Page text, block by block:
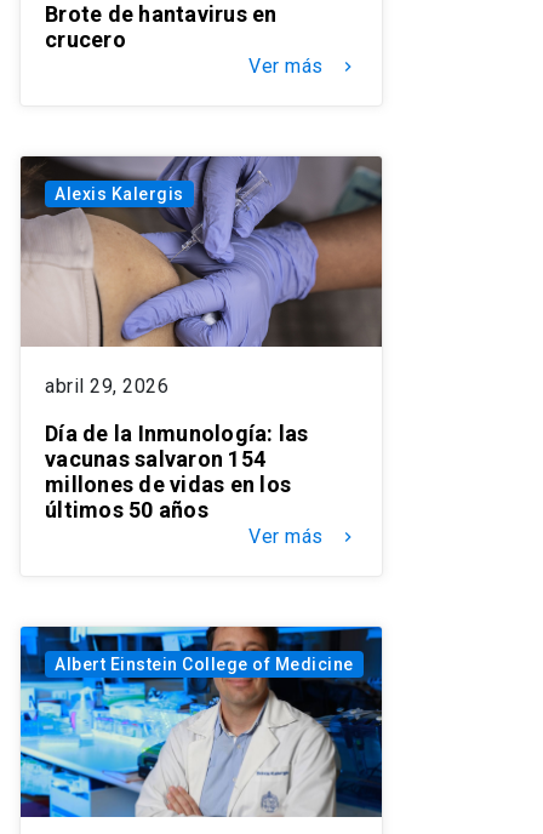
Brote de hantavirus en
crucero
Ver más keyboard_arrow_right
Alexis Kalergis
abril 29, 2026
Día de la Inmunología: las
vacunas salvaron 154
millones de vidas en los
últimos 50 años
Ver más keyboard_arrow_right
Albert Einstein College of Medicine